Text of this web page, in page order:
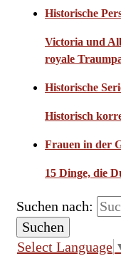
Historische
Victoria und
royale
Historische
Historisch
Frauen in der
15 Dinge, die
Suchen nach:
Select Language